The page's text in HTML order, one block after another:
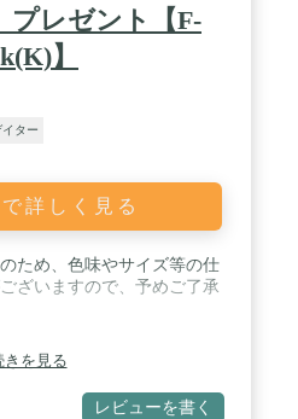
プレゼント【F-
】
ター
詳しく見る
ため、色味やサイズ等の仕
ざいますので、予めご了承
きを見る
レビューを書く